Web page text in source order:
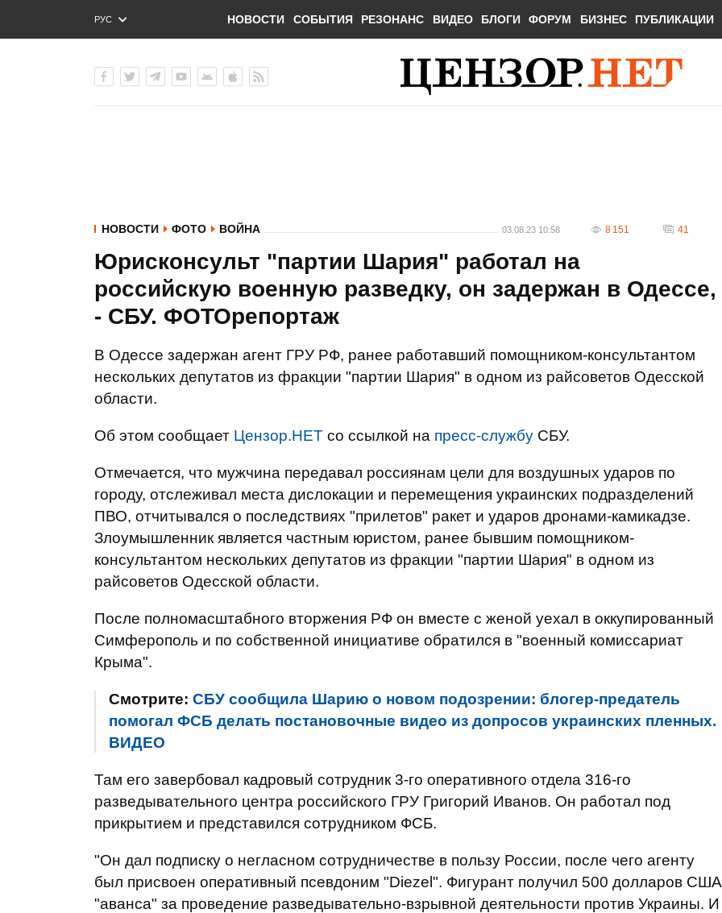
РУС
ENG
НОВОСТИ СОБЫТИЯ РЕЗОНАНС ВИДЕО БЛОГИ ФОРУМ БИЗНЕС ПУБЛИКАЦИИ
НОВОСТИ ФОТО ВОЙНА 03.08.23 10:58 8 151 41
Юрисконсульт "партии Шария" работал на
российскую военную разведку, он задержан в Одессе,
- СБУ. ФОТОрепортаж
В Одессе задержан агент ГРУ РФ, ранее работавший помощником-консультантом
нескольких депутатов из фракции "партии Шария" в одном из райсоветов Одесской
области.
Об этом сообщает Цензор.НЕТ со ссылкой на пресс-службу СБУ.
Отмечается, что мужчина передавал россиянам цели для воздушных ударов по
городу, отслеживал места дислокации и перемещения украинских подразделений
ПВО, отчитывался о последствиях "прилетов" ракет и ударов дронами-камикадзе.
Злоумышленник является частным юристом, ранее бывшим помощником-
консультантом нескольких депутатов из фракции "партии Шария" в одном из
райсоветов Одесской области.
После полномасштабного вторжения РФ он вместе с женой уехал в оккупированный
Симферополь и по собственной инициативе обратился в "военный комиссариат
Крыма".
Смотрите: СБУ сообщила Шарию о новом подозрении: блогер-предатель
помогал ФСБ делать постановочные видео из допросов украинских пленных.
ВИДЕО
Там его завербовал кадровый сотрудник 3-го оперативного отдела 316-го
разведывательного центра российского ГРУ Григорий Иванов. Он работал под
прикрытием и представился сотрудником ФСБ.
"Он дал подписку о негласном сотрудничестве в пользу России, после чего агенту
был присвоен оперативный псевдоним "Diezel". Фигурант получил 500 долларов США
"аванса" за проведение разведывательно-взрывной деятельности против Украины. И